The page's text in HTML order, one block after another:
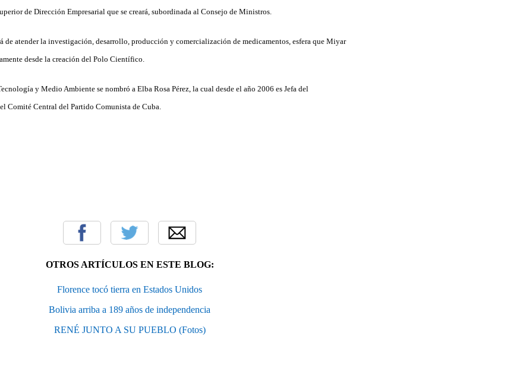
de Dirección Empresarial que se creará, subordinada al Consejo de Ministros.
de atender la investigación, desarrollo, producción y comercialización de medicamentos, esfera que Miyar
desde la creación del Polo Científico.
y Medio Ambiente se nombró a Elba Rosa Pérez, la cual desde el año 2006 es Jefa del
Comité Central del Partido Comunista de Cuba.
OTROS ARTÍCULOS EN ESTE BLOG:
Florence tocó tierra en Estados Unidos
Bolivia arriba a 189 años de independencia
RENÉ JUNTO A SU PUEBLO (Fotos)